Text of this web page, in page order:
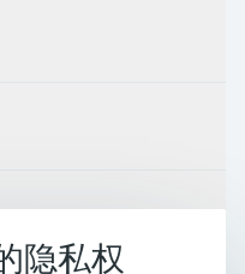
隐私权